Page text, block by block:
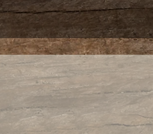
standhält.
Aus Bisonleder vom Jungbullen, das
verändert und so einen tollen Used-
Stück zu etwas Besonderem macht.
Optik passt sowohl hervorragend
auch zu jedem klassischen Outfit.
In 100% Handarbeit hergestellt.
(Preis gilt für eine einzelne Geldtasche)